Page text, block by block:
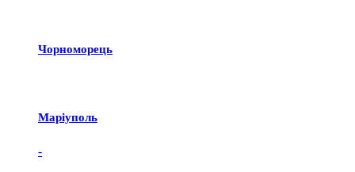
Чорноморець
Маріуполь
-